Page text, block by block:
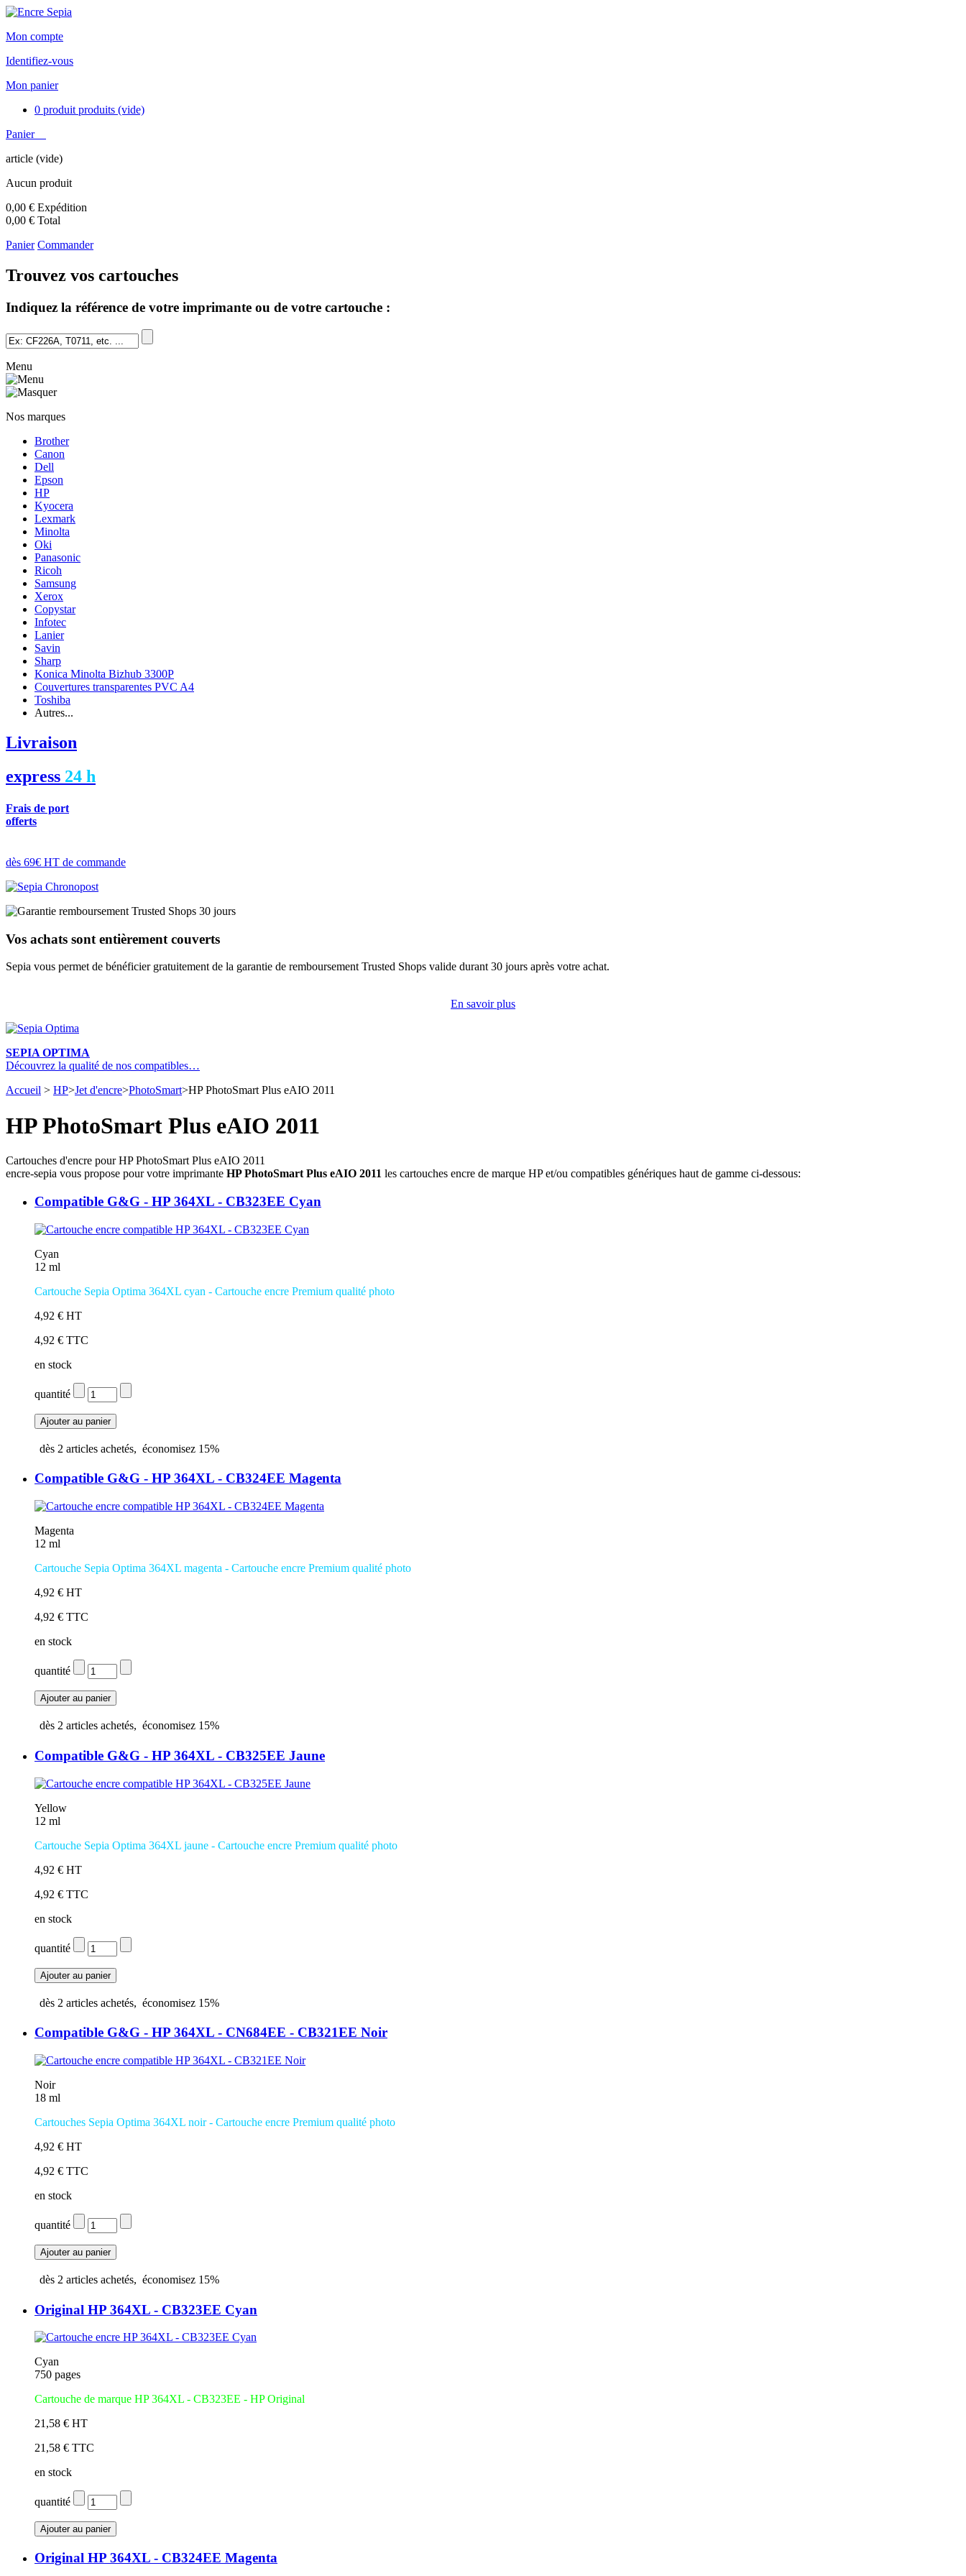
Mon compte
Identifiez-vous
Mon panier
0 produit produits (vide)
Panier
article (vide)
Aucun produit
0,00 € Expédition
0,00 € Total
Panier Commander
Trouvez vos cartouches
Indiquez la référence de votre imprimante ou de votre cartouche :
Menu
Nos marques
Brother
Canon
Dell
Epson
HP
Kyocera
Lexmark
Minolta
Oki
Panasonic
Ricoh
Samsung
Xerox
Copystar
Infotec
Lanier
Savin
Sharp
Konica Minolta Bizhub 3300P
Couvertures transparentes PVC A4
Toshiba
Autres...
Livraison
express 24 h
Frais de port
offerts
dès 69€ HT de commande
Vos achats sont entièrement couverts
Sepia vous permet de bénéficier gratuitement de la garantie de remboursement Trusted Shops valide durant 30 jours après votre achat.
En savoir plus
SEPIA OPTIMA
Découvrez la qualité de nos compatibles…
Accueil > HP>Jet d'encre>PhotoSmart>HP PhotoSmart Plus eAIO 2011
HP PhotoSmart Plus eAIO 2011
Cartouches d'encre pour HP PhotoSmart Plus eAIO 2011
encre-sepia vous propose pour votre imprimante HP PhotoSmart Plus eAIO 2011 les cartouches encre de marque HP et/ou compatibles génériques haut de gamme ci-dessous:
Compatible G&G - HP 364XL - CB323EE Cyan
Cyan
12 ml
Cartouche Sepia Optima 364XL cyan - Cartouche encre Premium qualité photo
4,92 € HT
4,92 € TTC
en stock
quantité
dès 2 articles achetés, économisez 15%
Compatible G&G - HP 364XL - CB324EE Magenta
Magenta
12 ml
Cartouche Sepia Optima 364XL magenta - Cartouche encre Premium qualité photo
4,92 € HT
4,92 € TTC
en stock
quantité
dès 2 articles achetés, économisez 15%
Compatible G&G - HP 364XL - CB325EE Jaune
Yellow
12 ml
Cartouche Sepia Optima 364XL jaune - Cartouche encre Premium qualité photo
4,92 € HT
4,92 € TTC
en stock
quantité
dès 2 articles achetés, économisez 15%
Compatible G&G - HP 364XL - CN684EE - CB321EE Noir
Noir
18 ml
Cartouches Sepia Optima 364XL noir- Cartouche encre Premium qualité photo
4,92 € HT
4,92 € TTC
en stock
quantité
dès 2 articles achetés, économisez 15%
Original HP 364XL - CB323EE Cyan
Cyan
750 pages
Cartouche de marque HP 364XL - CB323EE - HP Original
21,58 € HT
21,58 € TTC
en stock
quantité
Original HP 364XL - CB324EE Magenta